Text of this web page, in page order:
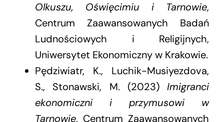
Olkuszu, Oświęcimiu i Tarnowie,
Centrum Zaawansowanych Badań
Ludnościowych i Religijnych,
Uniwersytet Ekonomiczny w Krakowie.
Pędziwiatr, K., Luchik-Musiyezdova,
S., Stonawski, M. (2023) Imigranci
ekonomiczni i przymusowi w
Tarnowie, Centrum Zaawansowanych